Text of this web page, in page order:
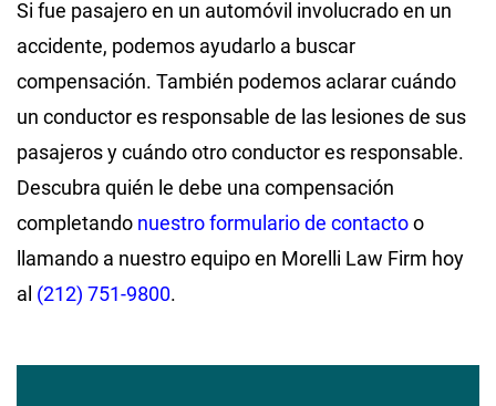
Si fue pasajero en un automóvil involucrado en un
accidente, podemos ayudarlo a buscar
compensación. También podemos aclarar cuándo
un conductor es responsable de las lesiones de sus
pasajeros y cuándo otro conductor es responsable.
Descubra quién le debe una compensación
completando nuestro formulario de contactoo
llamando a nuestro equipo en Morelli Law Firm hoy
al (212) 751-9800.